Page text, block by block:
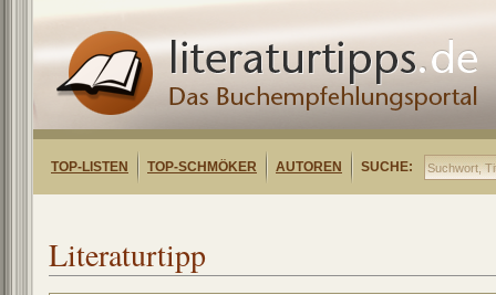
TOP-LISTEN TOP-SCHMÖKER AUTOREN SUCHE:
Literaturtipp